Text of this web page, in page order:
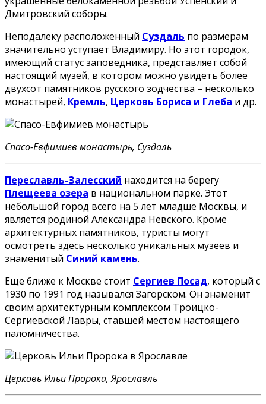
Дмитровский соборы.
Неподалеку расположенный Суздаль по размерам
значительно уступает Владимиру. Но этот городок,
имеющий статус заповедника, представляет собой
настоящий музей, в котором можно увидеть более
двухсот памятников русского зодчества – несколько
монастырей, Кремль, Церковь Бориса и Глеба и др.
Спасо-Евфимиев монастырь, Суздаль
Переславль-Залесский находится на берегу
Плещеева озера в национальном парке. Этот
небольшой город всего на 5 лет младше Москвы, и
является родиной Александра Невского. Кроме
архитектурных памятников, туристы могут
осмотреть здесь несколько уникальных музеев и
знаменитый Синий камень.
Еще ближе к Москве стоит Сергиев Посад, который с
1930 по 1991 год назывался Загорском. Он знаменит
своим архитектурным комплексом Троицко-
Сергиевской Лавры, ставшей местом настоящего
паломничества.
Церковь Ильи Пророка, Ярославль